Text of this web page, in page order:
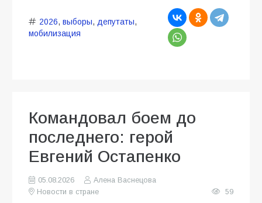
2026, выборы, депутаты,
мобилизация
Командовал боем до
последнего: герой
Евгений Остапенко
05.08.2026
Алена Васнецова
Новости в стране
59